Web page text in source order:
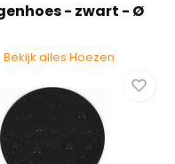
- zwart - Ø
Bekijk alles Hoezen